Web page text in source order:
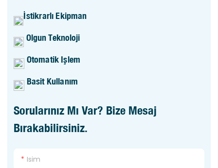
İstikrarlı Ekipman
Olgun Teknoloji
Otomatik Işlem
Basit Kullanım
Sorularınız Mı Var? Bize Mesaj
Bırakabilirsiniz.
Isim